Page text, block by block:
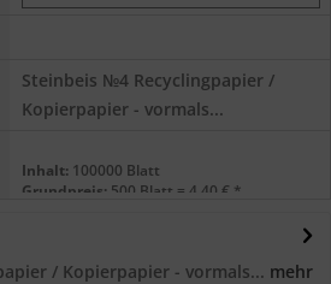
Steinbeis №4 Recyclingpapier /
Kopierpapier - vormals...
Inhalt: 100000 Blatt
Grundpreis: 500 Blatt = 4,40 € *
/ Kopierpapier - vormals... mehr